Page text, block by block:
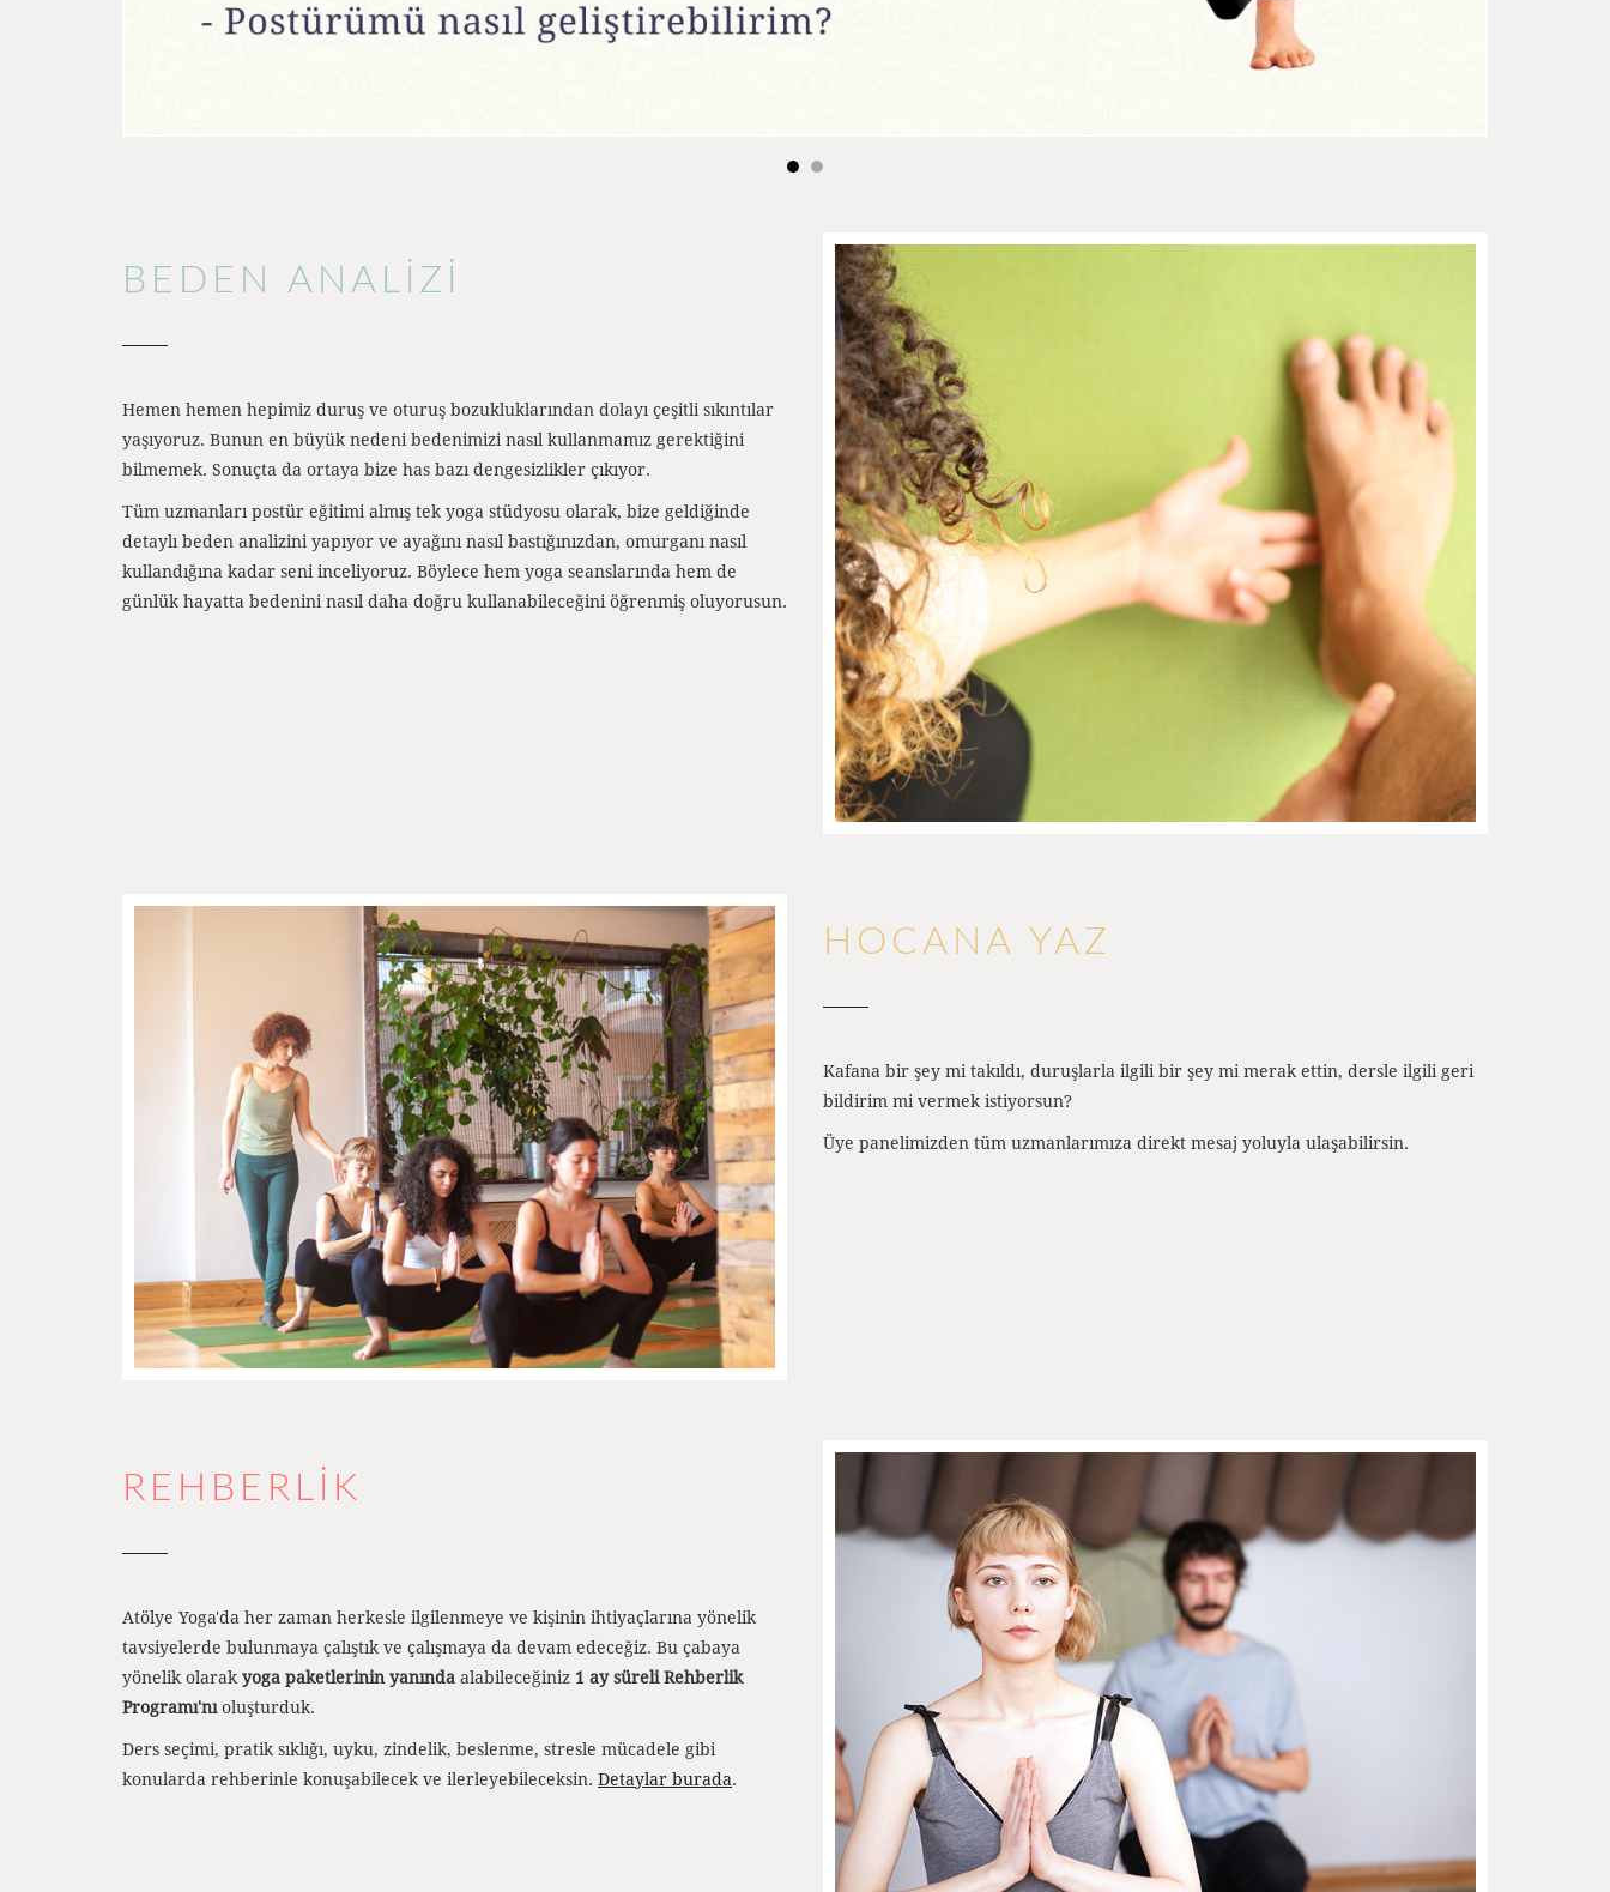
BEDEN ANALİZİ
Hemen hemen hepimiz duruş ve oturuş bozukluklarından dolayı çeşitli sıkıntılar
yaşıyoruz. Bunun en büyük nedeni bedenimizi nasıl kullanmamız gerektiğini
bilmemek. Sonuçta da ortaya bize has bazı dengesizlikler çıkıyor.
Tüm uzmanları postür eğitimi almış tek yoga stüdyosu olarak, bize geldiğinde
detaylı beden analizini yapıyor ve ayağını nasıl bastığınızdan, omurganı nasıl
kullandığına kadar seni inceliyoruz. Böylece hem yoga seanslarında hem de
günlük hayatta bedenini nasıl daha doğru kullanabileceğini öğrenmiş oluyorusun.
HOCANA YAZ
Kafana bir şey mi takıldı, duruşlarla ilgili bir şey mi merak ettin, dersle ilgili geri
bildirim mi vermek istiyorsun?
Üye panelimizden tüm uzmanlarımıza direkt mesaj yoluyla ulaşabilirsin.
REHBERLİK
Atölye Yoga'da her zaman herkesle ilgilenmeye ve kişinin ihtiyaçlarına yönelik
tavsiyelerde bulunmaya çalıştık ve çalışmaya da devam edeceğiz. Bu çabaya
yönelik olarakyoga paketlerinin yanında alabileceğiniz 1 ay süreli Rehberlik
Programı'nıoluşturduk.
Ders seçimi, pratik sıklığı, uyku, zindelik, beslenme, stresle mücadele gibi
konularda rehberinle konuşabilecek ve ilerleyebileceksin. Detaylar burada.